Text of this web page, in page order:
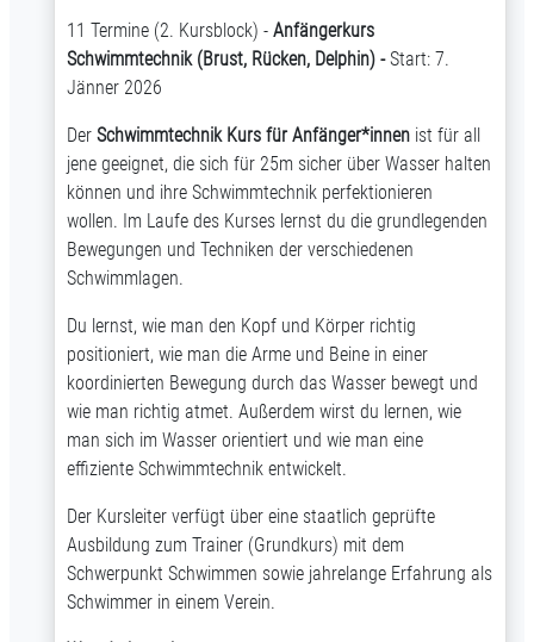
11 Termine (2. Kursblock) - Anfängerkurs
Schwimmtechnik (Brust, Rücken, Delphin) -Start: 7.
Jänner 2026
Der Schwimmtechnik Kurs für Anfänger*innenist für all
jene geeignet, die sich für 25m sicher über Wasser halten
können und ihre Schwimmtechnik perfektionieren
wollen. Im Laufe des Kurses lernst du die grundlegenden
Bewegungen und Techniken der verschiedenen
Schwimmlagen.
Du lernst, wie man den Kopf und Körper richtig
positioniert, wie man die Arme und Beine in einer
koordinierten Bewegung durch das Wasser bewegt und
wie man richtig atmet. Außerdem wirst du lernen, wie
man sich im Wasser orientiert und wie man eine
effiziente Schwimmtechnik entwickelt.
Der Kursleiter verfügt über eine staatlich geprüfte
Ausbildung zum Trainer (Grundkurs) mit dem
Schwerpunkt Schwimmen sowie jahrelange Erfahrung als
Schwimmer in einem Verein.